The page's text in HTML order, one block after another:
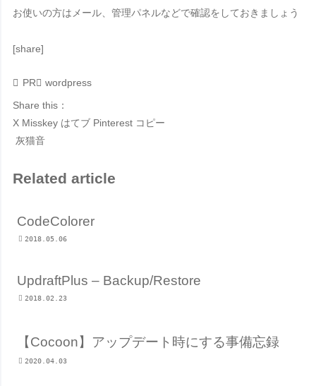
お使いの方はメール、管理パネルなどで確認をしておきましょう
[share]
PR
wordpress
Share this：
X Misskey はてブ Pinterest コピー
灰猫音
Related article
CodeColorer
2018.05.06
UpdraftPlus – Backup/Restore
2018.02.23
【Cocoon】アップデート時にする事備忘録
2020.04.03